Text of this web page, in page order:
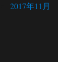
2017年11月